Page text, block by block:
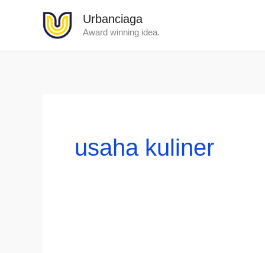
konten
Urbanciaga
Award winning idea.
usaha kuliner